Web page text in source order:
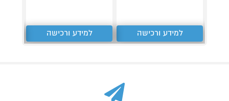
למידע ורכישה למידע ורכישה